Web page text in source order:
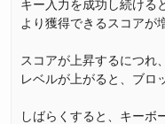
キー入力を成功し続ける
より獲得できるスコアが
スコアが上昇するにつれ
レベルが上がると、ブロ
しばらくすると、キーボ